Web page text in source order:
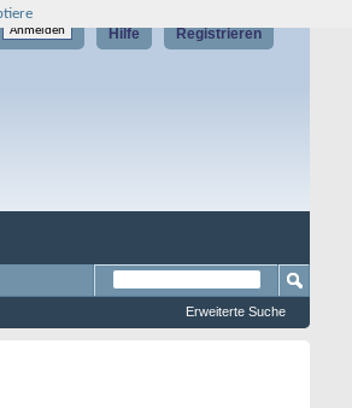
Registrieren
Hilfe
Erweiterte Suche